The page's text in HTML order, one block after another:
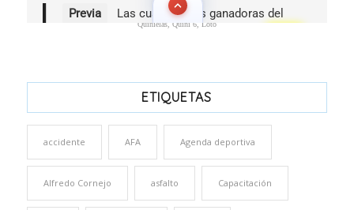
Quinielas, Quini 6, Loto
ETIQUETAS
accidente AFA Agenda deportiva
Alfredo Cornejo asfalto Capacitación